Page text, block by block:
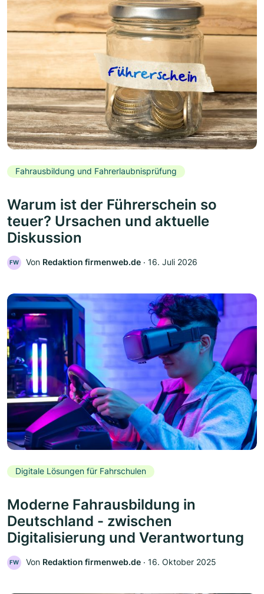
Fahrausbildung und Fahrerlaubnisprüfung
Warum ist der Führerschein so
teuer? Ursachen und aktuelle
Diskussion
FW Von Redaktion firmenweb.de ‧ 16. Juli 2026
Digitale Lösungen für Fahrschulen
Moderne Fahrausbildung in
Deutschland - zwischen
Digitalisierung und Verantwortung
FW Von Redaktion firmenweb.de ‧ 16. Oktober 2025